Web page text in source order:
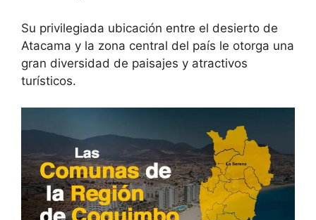
Su privilegiada ubicación entre el desierto de
Atacama y la zona central del país le otorga una
gran diversidad de paisajes y atractivos
turísticos.